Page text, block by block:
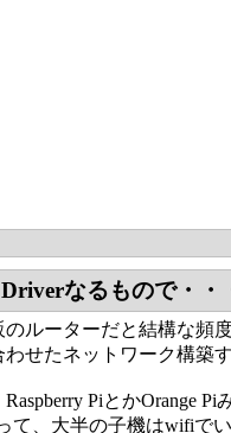
なるもので・・
ルーターだと結構な頻
せたネットワーク構築
PiとかOrange
て、大半の子機はwifiで